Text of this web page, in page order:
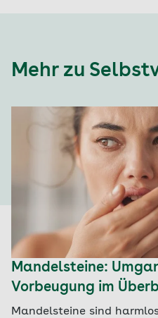
Mehr zu
Mandelsteine:
Vorbeugung im
Mandelsteine sind